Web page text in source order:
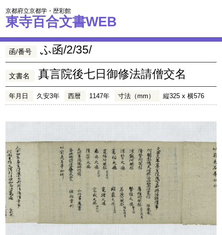
京都府立京都学・歴彩館
東寺百合文書WEB
函/番号 ふ函/2/35/
文書名 真言院後七日御修法請僧交名
年月日 久安3年 西暦 1147年 寸法（mm） 縦325 x 横576